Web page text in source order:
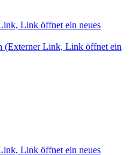
Link öffnet ein neues
(Externer Link, Link öffnet ein
Link öffnet ein neues